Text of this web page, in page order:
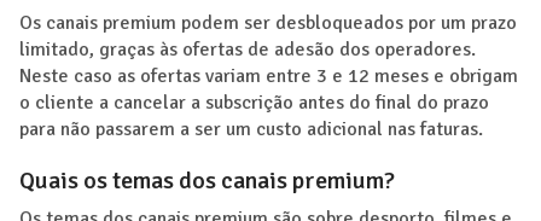
Os canais premium podem ser desbloqueados por um prazo
limitado, graças às ofertas de adesão dos operadores.
Neste caso as ofertas variam entre 3 e 12 meses e obrigam
o cliente a cancelar a subscrição antes do final do prazo
para não passarem a ser um custo adicional nas faturas.
Quais os temas dos canais premium?